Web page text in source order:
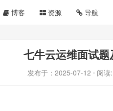
博客 资源 导航
七牛云运维面试
发布于： 2025-07-12 ⋅ 阅